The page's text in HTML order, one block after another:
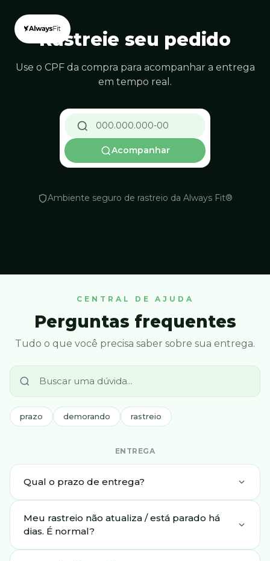
Rastreie seu pedido
Use o CPF da compra para acompanhar a entrega
em tempo real.
Acompanhar
Ambiente seguro de rastreio da Always Fit®
CENTRAL DE AJUDA
Perguntas frequentes
Tudo o que você precisa saber sobre sua entrega.
prazo demorando rastreio
ENTREGA
Qual o prazo de entrega?
Meu rastreio não atualiza / está parado há
dias. É normal?